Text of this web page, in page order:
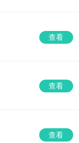
查看
查看
查看